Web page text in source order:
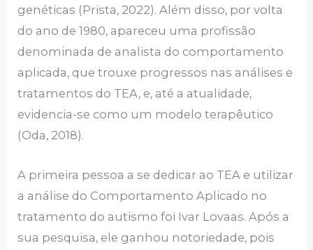
genéticas (Prista, 2022). Além disso, por volta
do ano de 1980, apareceu uma profissão
denominada de analista do comportamento
aplicada, que trouxe progressos nas análises e
tratamentos do TEA, e, até a atualidade,
evidencia-se como um modelo terapêutico
(Oda, 2018).
A primeira pessoa a se dedicar ao TEA e utilizar
a análise do Comportamento Aplicado no
tratamento do autismo foi Ivar Lovaas. Após a
sua pesquisa, ele ganhou notoriedade, pois